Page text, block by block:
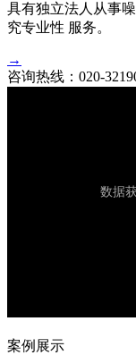
具有独立法人从事
究专业性 服务。
→
咨询热线： 020-
案例展示